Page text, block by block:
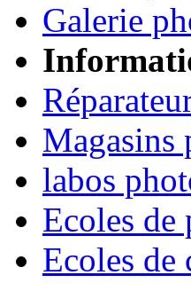
Galerie
Magasins
labos
Ecoles de
Ecoles de